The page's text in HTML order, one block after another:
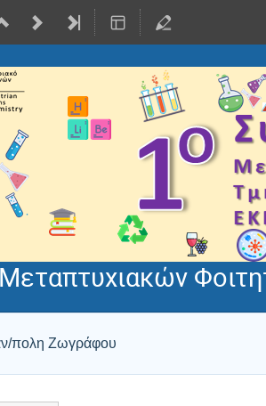
πολη Ζωγράφου